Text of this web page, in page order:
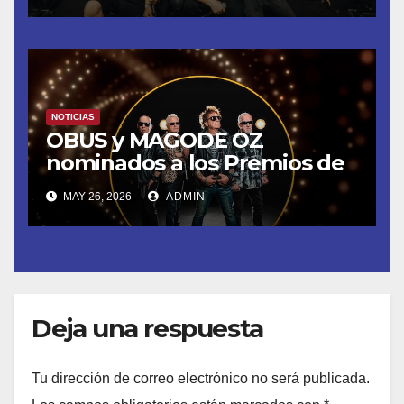
MADRID
NOTICIAS
OBUS y MAGODE OZ
nominados a los Premios de
la Academia de la Música de
España- Esta noche en La 2
MAY 26, 2026 ADMIN
Deja una respuesta
Tu dirección de correo electrónico no será publicada.